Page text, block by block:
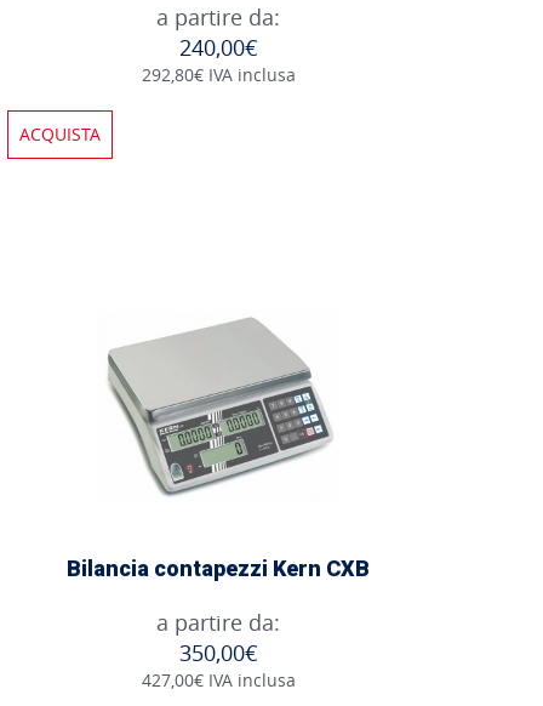
a partire da:
240,00€
292,80€ IVA inclusa
ACQUISTA
Bilancia contapezzi Kern CXB
a partire da:
350,00€
427,00€ IVA inclusa